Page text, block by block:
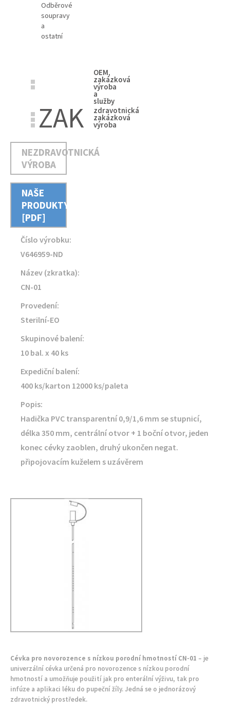
Odběrové
soupravy
a
ostatní
OEM,
zakázková
výroba
a
služby
ZAK zdravotnická
zakázková
výroba
NEZDRAVOTNICKÁ
VÝROBA
NAŠE
PRODUKTY
[PDF]
Číslo výrobku:
V646959-ND
Název (zkratka):
CN-01
Provedení:
Sterilní-EO
Skupinové balení:
10 bal. x 40 ks
Expediční balení:
400 ks/karton 12000 ks/paleta
Popis:
Hadička PVC transparentní 0,9/1,6 mm se stupnicí,
délka 350 mm, centrální otvor + 1 boční otvor, jeden
konec cévky zaoblen, druhý ukončen negat.
připojovacím kuželem s uzávěrem
Cévka pro novorozence s nízkou porodní hmotností CN-01 – je
univerzální cévka určená pro novorozence s nízkou porodní
hmotností a umožňuje použití jak pro enterální výživu, tak pro
infúze a aplikaci léku do pupeční žíly. Jedná se o jednorázový
zdravotnický prostředek.